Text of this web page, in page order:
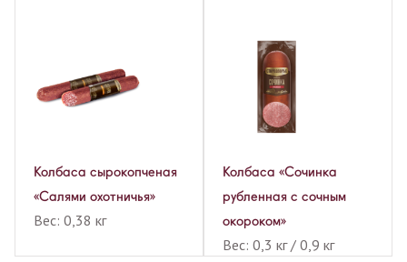
Колбаса сырокопченая
«Салями охотничья»
Вес: 0,38 кг
Колбаса «Сочинка
рубленная с сочным
окороком»
Вес: 0,3 кг / 0,9 кг